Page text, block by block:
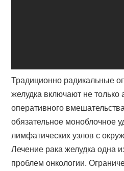
Традиционно радикальные
желудка включают не
оперативного
обязательное моноблочное
лимфатических узлов с
Лечение рака желудка одна
проблем онкологии.